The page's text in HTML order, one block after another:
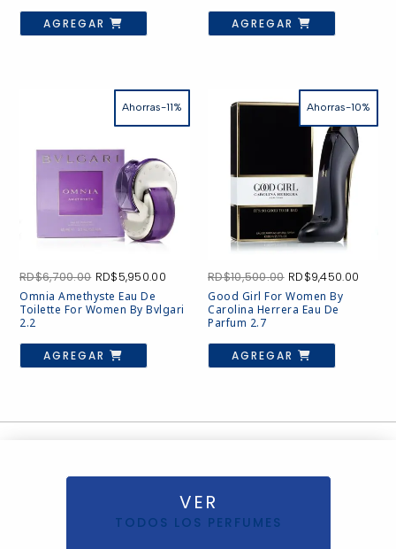
RD$8,400.00.
RD$7,250.00.
AGREGAR
RD$5,000.00.
AGREGAR
Ahorras-11%
RD$6,700.00 El
precio
original
era:
RD$5,950.00El
actual
es:
Omnia Amethyste Eau De
Toilette For Women By Bvlgari
2.2
AGREGAR
Ahorras-10%
RD$10,500.00 El
precio
original
era:
RD$9,450.00
Good Girl For Women By
Carolina Herrera Eau De
Parfum 2.7
AGREGAR
VER
TODOS LOS PERFUMES